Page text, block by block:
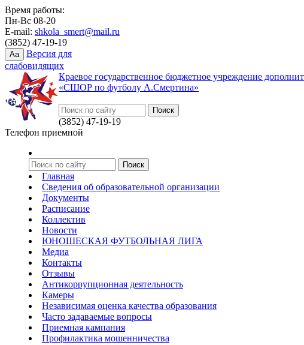
Время работы:
Пн-Вс 08-20
E-mail: shkola_smert@mail.ru
(3852) 47-19-19
Aa
Версия для
слабовидящих
Краевое государственное бюджетное учреждение
«СШОР по футболу А.Смертина»
(3852) 47-19-19
Телефон приемной
Главная
Сведения об образовательной организации
Документы
Расписание
Коллектив
Новости
ЮНОШЕСКАЯ ФУТБОЛЬНАЯ ЛИГА
Медиа
Контакты
Отзывы
Антикоррупционная деятельность
Камеры
Независимая оценка качества образования
Часто задаваемые вопросы
Приемная кампания
Профилактика мошенничества